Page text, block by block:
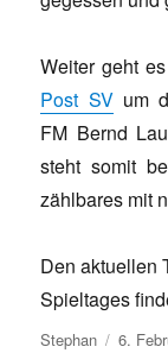
Weiter geht
Post SVum
FM Bernd
steht somit
zählbares mit
Den aktuellen
Spieltages
Autor
Stephan 6.